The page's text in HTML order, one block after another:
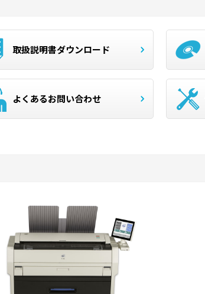
取扱説明書ダウンロード
よくあるお問い合わせ